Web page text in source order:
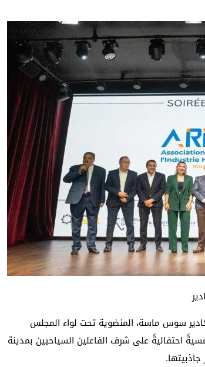
سوس ماسة، المنضوية تحت لواء المجلس
للسياحة سوس ماسة، يوم أمس الثلاثاء 18 فبراير 2025، أمسيةً احتفاليةً على شرف الفاعلين السياحيين بمدينة